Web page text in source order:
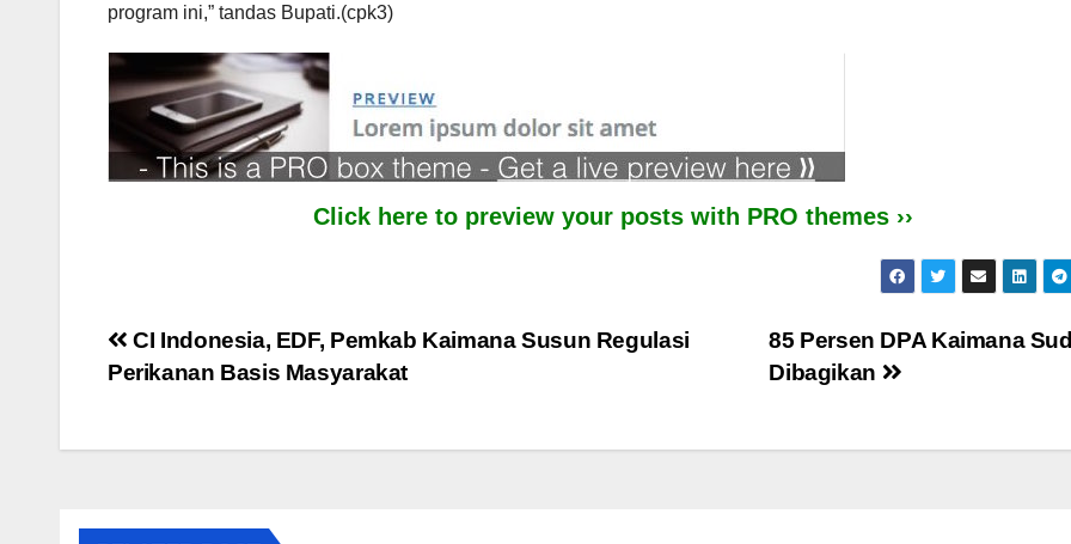
program ini,” tandas Bupati.(cpk3)
Click here to preview your posts with PRO themes ››
Post
85 Persen DPA Kaimana
Dibagikan
CI Indonesia, EDF, Pemkab Kaimana Susun Regulasi
Perikanan Basis Masyarakat